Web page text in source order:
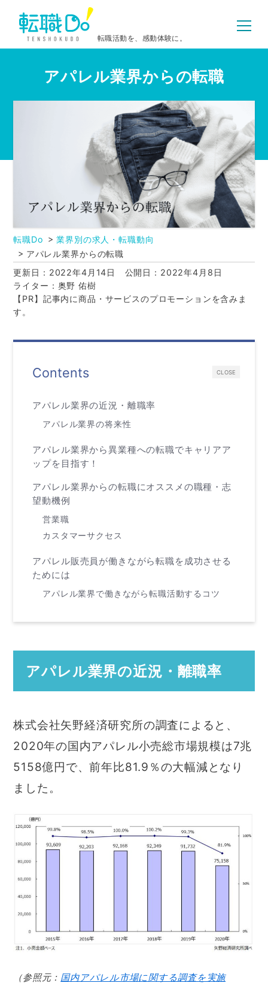
転職活動を、感動体験に。
アパレル業界からの転職
転職Do
業界別の求人・転職動向
アパレル業界からの転職
更新日：2022年4月14日
公開日：2022年4月8日
ライター：奥野 佑樹
【PR】記事内に商品・サービスのプロモーションを含みま
す。
CLOSE
Contents
アパレル業界の近況・離職率
アパレル業界の将来性
アパレル業界から異業種への転職でキャリアア
ップを目指す！
アパレル業界からの転職にオススメの職種・志
望動機例
営業職
カスタマーサクセス
アパレル販売員が働きながら転職を成功させる
ためには
アパレル業界で働きながら転職活動するコツ
アパレル業界の近況・離職率
株式会社矢野経済研究所の調査によると、
2020年の国内アパレル小売総市場規模は7兆
5158億円で、前年比81.9％の大幅減となり
ました。
（参照元： 国内アパレル市場に関する調査を実施